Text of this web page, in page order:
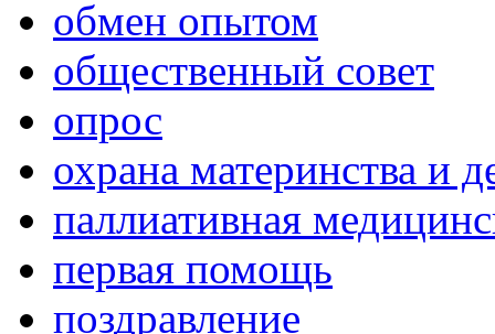
обмен опытом
общественный совет
опрос
охрана материнства и
паллиативная
первая помощь
поздравление